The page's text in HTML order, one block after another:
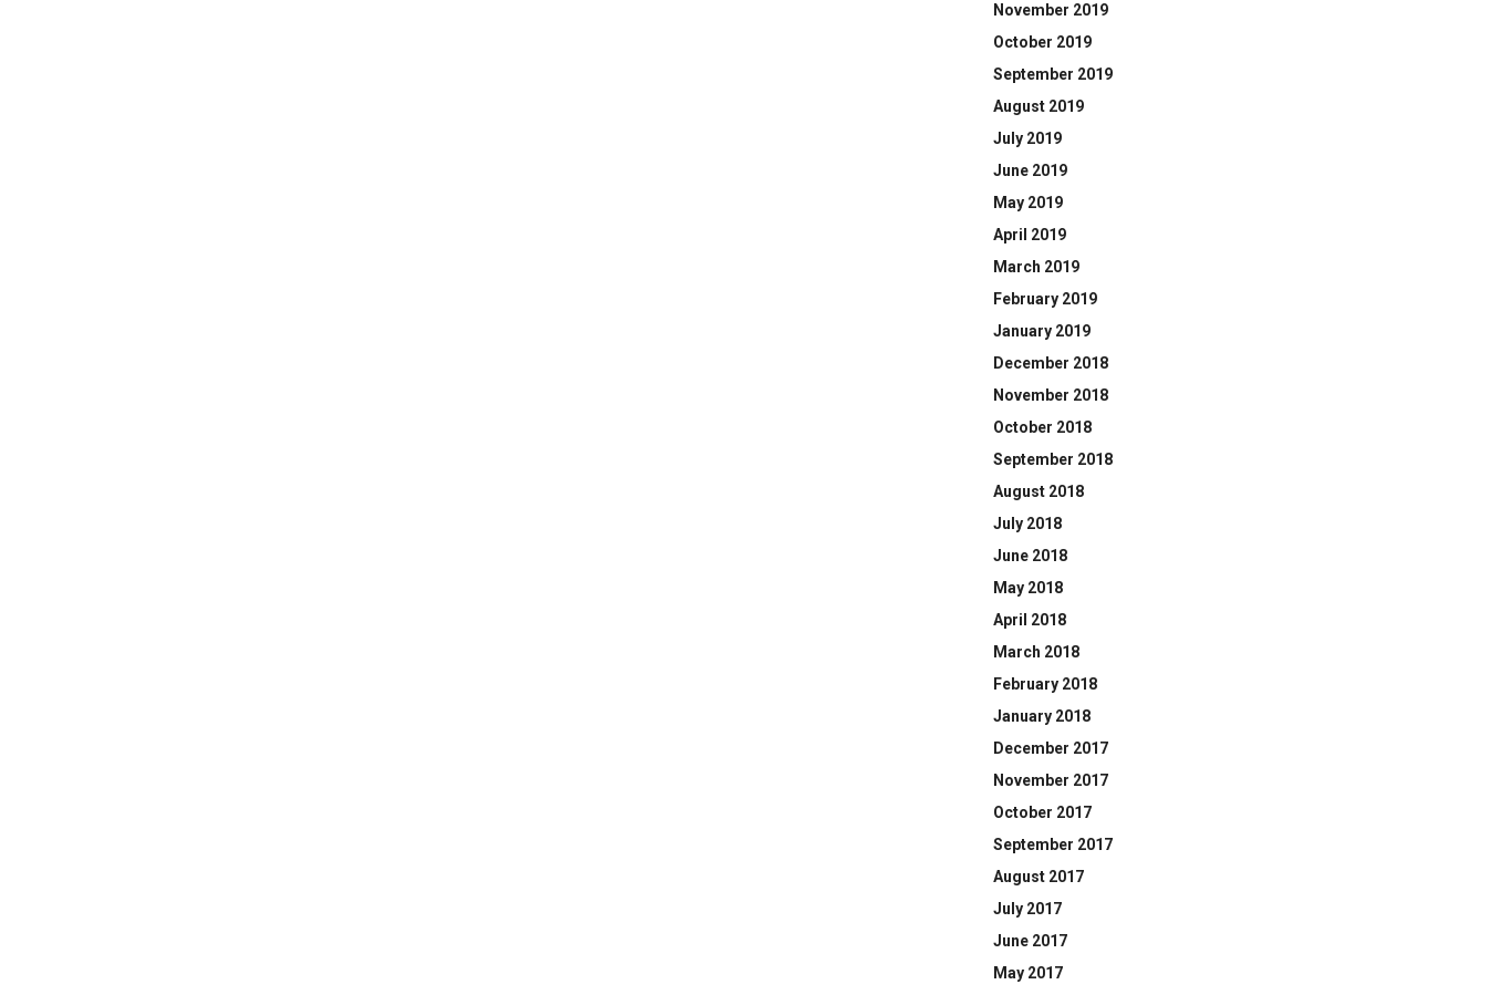
November 2019
October 2019
September 2019
August 2019
July 2019
June 2019
May 2019
April 2019
March 2019
February 2019
January 2019
December 2018
November 2018
October 2018
September 2018
August 2018
July 2018
June 2018
May 2018
April 2018
March 2018
February 2018
January 2018
December 2017
November 2017
October 2017
September 2017
August 2017
July 2017
June 2017
May 2017